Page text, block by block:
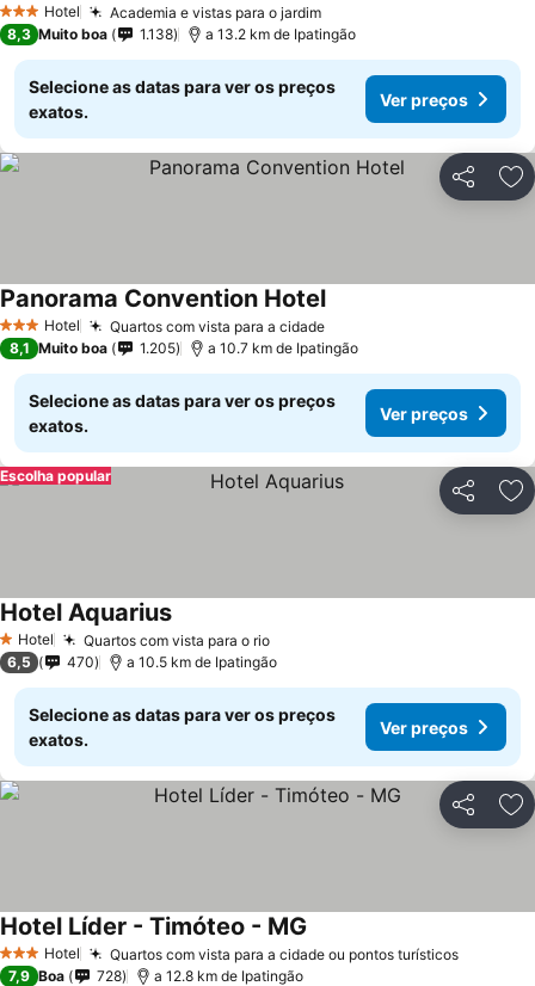
3 EstrelasHotel Academia e vistas para o jardimVer preços
8,3 Muito boa 1.138 a 13.2 km de Ipatingão
Selecione as datas para ver os preços
exatos.
Ver preços
Partilhar
3 EstrelasHotel Quartos com vista para a cidadeVer preços
Panorama Convention HotelVer preços
8,1 Muito boa 1.205 a 10.7 km de Ipatingão
Selecione as datas para ver os preços
exatos.
Ver preços
Partilhar
Escolha popular
1 Estrelas
Hotel Quartos com vista para o rioVer preços
Hotel AquariusVer preços
6,5 470 a 10.5 km de Ipatingão
Selecione as datas para ver os preços
exatos.
Ver preços
Partilhar
3 EstrelasHotel Quartos com vista para a cidade ou pontos turísticosVer
Hotel Líder - Timóteo - MG
7,9 Boa 728 a 12.8 km de Ipatingão